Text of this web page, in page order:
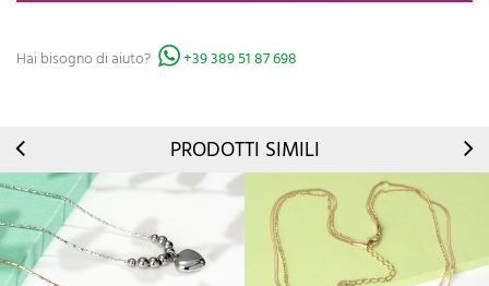
Hai bisogno di aiuto? +39 389 51 87 698
PRODOTTI SIMILI